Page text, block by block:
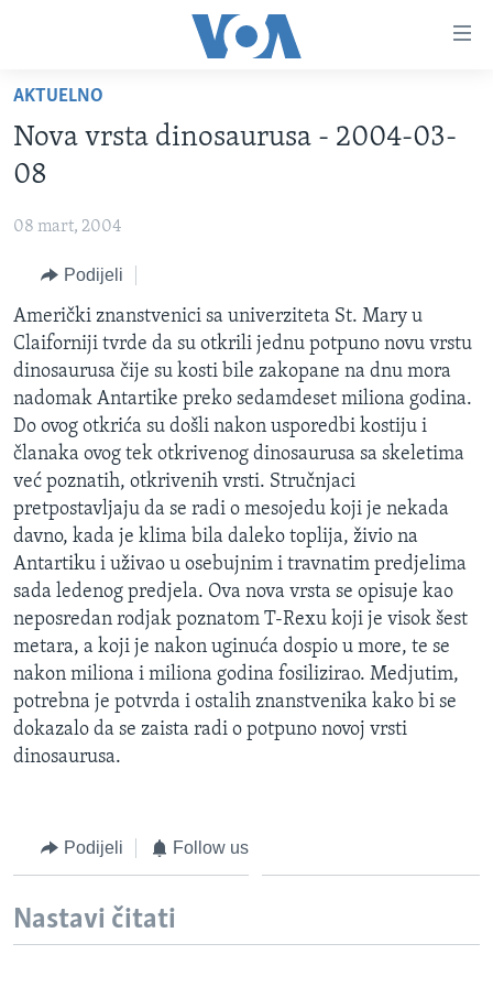
glavni
sadržaj
Pređi
na
glavnu
pretragu
VIJESTI
SJEDINJENE AMERIČKE DRŽAVE
BOSNA I HERCEGOVINA
SVIJET
NAUKA I TEHNOLOGIJA
SPECIJALNI PROJEKTI
KORUPCIJA
SLOBODA MEDIJA
ŽENSKA STRANA
IZBJEGLIČKA STRANA
MAGAZIN
O GLASU AMERIKE
Learning English
PRATITE NAS
AKTUELNO
Nova vrsta dinosaurusa - 2004-03-
08
08 mart, 2004
Podijeli
Američki znanstvenici sa univerziteta St. Mary u
Claiforniji tvrde da su otkrili jednu potpuno novu vrstu
dinosaurusa čije su kosti bile zakopane na dnu mora
nadomak Antartike preko sedamdeset miliona godina.
Do ovog otkrića su došli nakon usporedbi kostiju i
članaka ovog tek otkrivenog dinosaurusa sa skeletima
već poznatih, otkrivenih vrsti. Stručnjaci
pretpostavljaju da se radi o mesojedu koji je nekada
davno, kada je klima bila daleko toplija, živio na
Antartiku i uživao u osebujnim i travnatim predjelima
sada ledenog predjela. Ova nova vrsta se opisuje kao
neposredan rodjak poznatom T-Rexu koji je visok šest
metara, a koji je nakon uginuća dospio u more, te se
nakon miliona i miliona godina fosilizirao. Medjutim,
potrebna je potvrda i ostalih znanstvenika kako bi se
dokazalo da se zaista radi o potpuno novoj vrsti
dinosaurusa.
Podijeli Follow us
Nastavi čitati